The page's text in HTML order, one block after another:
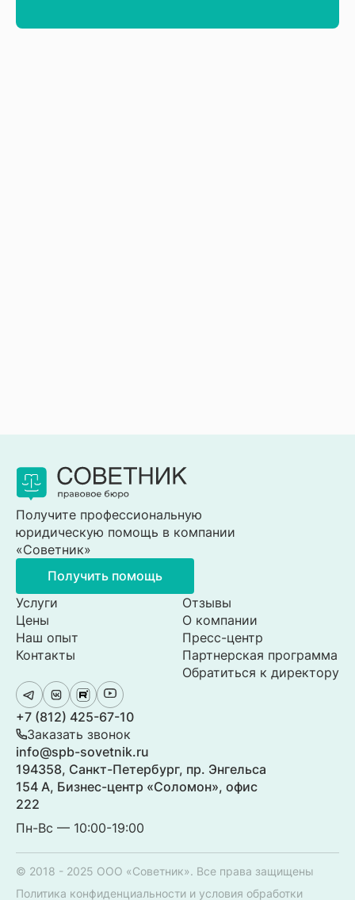
Получите профессиональную
юридическую помощь в компании
«Советник»
Получить помощь
Услуги
Цены
Наш опыт
Контакты
Отзывы
О компании
Пресс-центр
Партнерская программа
Обратиться к директору
+7 (812) 425-67-10
Заказать звонок
info@spb-sovetnik.ru
194358, Санкт-Петербург, пр. Энгельса
154 А, Бизнес-центр «Соломон», офис
222
Пн-Вс — 10:00-19:00
© 2018 - 2025 ООО «Советник». Все права защищены
Политика конфиденциальности и условия обработки